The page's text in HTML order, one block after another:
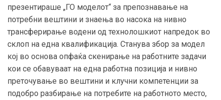
презентираше „ГО моделот“ за препознавање на
потребни вештини и знаења во насока на нивно
трансферирање водени од технолошкиот напредок во
склоп на една квалификација. Станува збор за модел
кој во основа опфаќа скенирање на работните задачи
кои се обавуваат на една работна позиција и нивно
преточување во вештини и клучни компетенции за
подобро разбирање на потребите на работното место,